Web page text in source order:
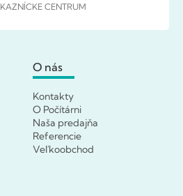
CENTRUM
O nás
Kontakty
O Počítárni
Naša predajňa
Referencie
Veľkoobchod